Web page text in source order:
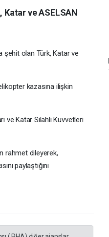
ve ASELSAN
şehit olan Türk, Katar ve
kazasına ilişkin
ve Katar Silahlı Kuvvetleri
rahmet dileyerek,
paylaştığını